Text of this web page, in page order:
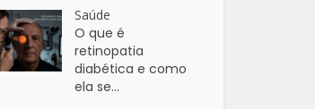
Saúde
O que é
retinopatia
diabética e como
ela se...